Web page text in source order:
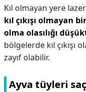
Kıl olmayan yere lazer
kıl çıkışı olmayan
olma olasılığı
bölgelerde kıl çıkışı
zayıf olabilir.
Ayva tüyleri